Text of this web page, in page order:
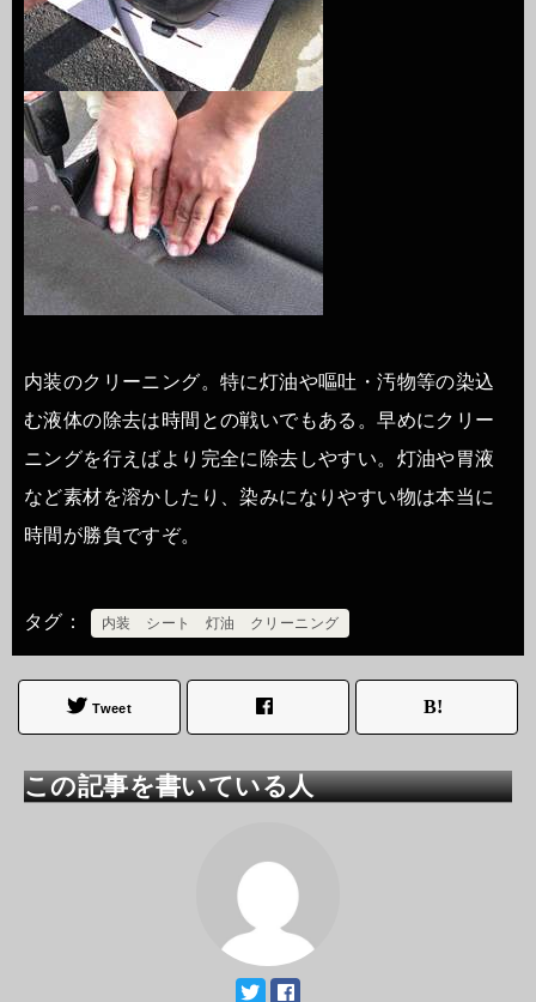
内装のクリーニング。特に灯油や嘔吐・汚物等の染込
む液体の除去は時間との戦いでもある。早めにクリー
ニングを行えばより完全に除去しやすい。灯油や胃液
など素材を溶かしたり、染みになりやすい物は本当に
時間が勝負ですぞ。
タグ 内装 シート 灯油 クリーニング
Tweet
この記事を書いている人